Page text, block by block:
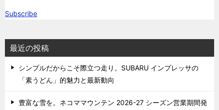
Subscribe
最近の投稿
シンプルだからこそ際立つ走り。SUBARU インプレッサの
「素うどん」的魅力と最新動向
豊富な雪を。ネコママウンテン 2026-27 シーズン営業期間発